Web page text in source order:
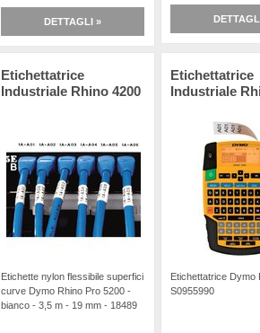
DETTAGLI »
Etichettatrice
Industriale Rhino 4200
Etichette nylon flessibile superfici
curve Dymo Rhino Pro 5200 -
bianco - 3,5 m - 19 mm - 18489
Etichettatrice
Industriale
Etichettatrice Dymo
S0955990